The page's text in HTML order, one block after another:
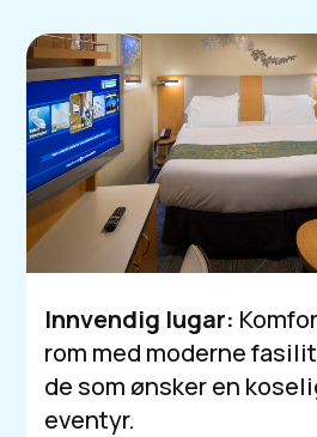
Innvendig lugar:
rom med moderne
de som ønsker en
eventyr.